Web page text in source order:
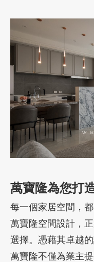
萬寶隆為您打
每一個家居空間，
萬寶隆空間設計，
選擇。憑藉其卓越
萬寶隆不僅為業主